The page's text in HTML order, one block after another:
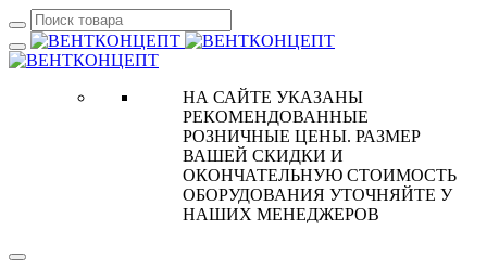
НА САЙТЕ УКАЗАНЫ
РЕКОМЕНДОВАННЫЕ
РОЗНИЧНЫЕ ЦЕНЫ. РАЗМЕР
ВАШЕЙ СКИДКИ И
ОКОНЧАТЕЛЬНУЮ СТОИМОСТЬ
ОБОРУДОВАНИЯ УТОЧНЯЙТЕ У
НАШИХ МЕНЕДЖЕРОВ